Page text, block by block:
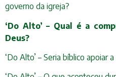
governo da igreja?
‘Do Alto’ – Qual é a
Deus?
‘Do Alto’ – Seria bíblico apoiar